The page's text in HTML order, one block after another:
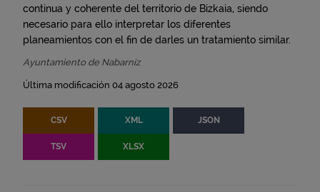
continua y coherente del territorio de Bizkaia, siendo
necesario para ello interpretar los diferentes
planeamientos con el fin de darles un tratamiento similar.
Ayuntamiento de Nabarniz
Última modificación 04 agosto 2026
CSV XML JSON
TSV XLSX